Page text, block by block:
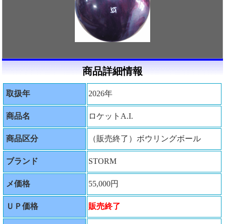
商品詳細情報
取扱年 2026年
商品名 ロケットA.I.
商品区分 （販売終了）ボウリングボール
ブランド STORM
メ価格 55,000円
ＵＰ価格 販売終了